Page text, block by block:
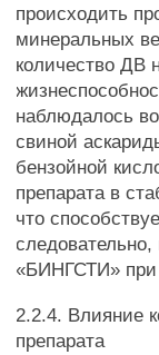
происходить
минеральных
количество ДВ
наблюдалось
свиной
бензойной
препарата в
что
«БИНГСТИ» при
2.2.4. Влияние
препарата